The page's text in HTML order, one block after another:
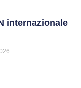
internazionale